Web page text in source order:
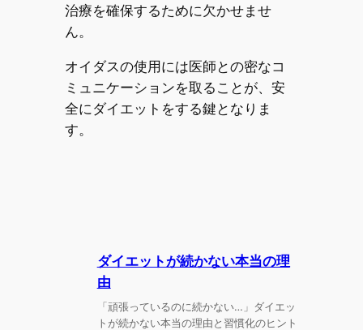
治療を確保するために欠かせませ
ん。
オイダスの使用には医師との密なコ
ミュニケーションを取ることが、安
全にダイエットをする鍵となりま
す。
ダイエットが続かない本当の理
由
「頑張っているのに続かない…」ダイエッ
トが続かない本当の理由と習慣化のヒント